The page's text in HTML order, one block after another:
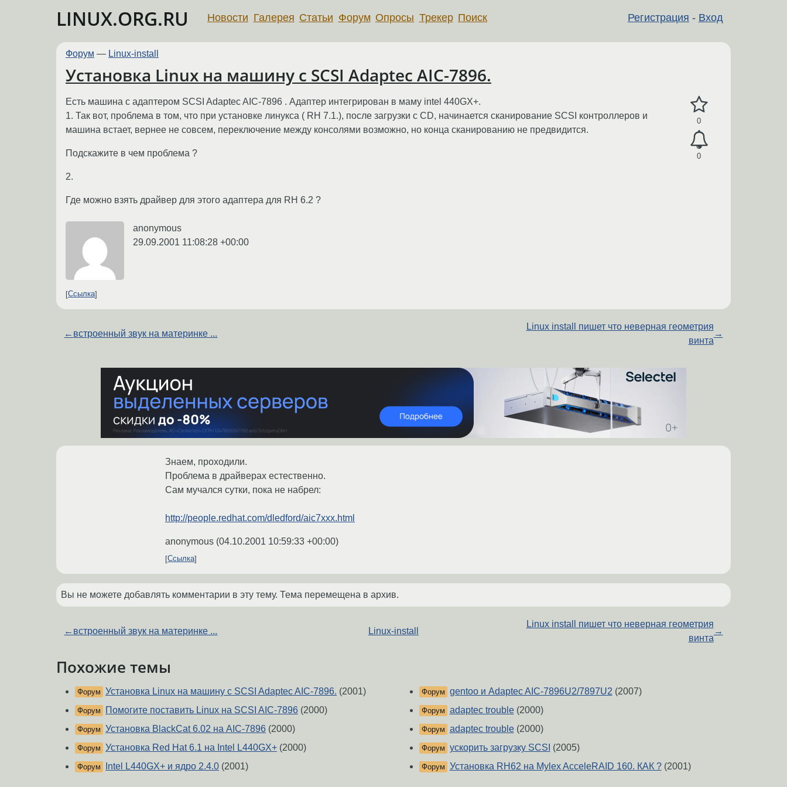
LINUX.ORG.RU Регистрация - Вход
Новости Галерея Статьи Форум Опросы Трекер Поиск
Форум — Linux-install
Установка Linux на машину с SCSI Adaptec AIC-7896.
0
0
Есть машина с адаптером SCSI Adaptec AIC-7896 . Адаптер интегрирован в маму intel 440GX+.
1. Так вот, проблема в том, что при установке линукса ( RH 7.1.), после загрузки с CD, начинается сканирование SCSI контроллеров и
машина встает, вернее не совсем, переключение между консолями возможно, но конца сканированию не предвидится.
Подскажите в чем проблема ?
2.
Где можно взять драйвер для этого адаптера для RH 6.2 ?
anonymous
29.09.2001 11:08:28 +00:00
Ссылка
← встроенный звук на материнке ...
Linux install пишет что неверная геометрия
винта
→
Знаем, проходили.
Проблема в драйверах естественно.
Сам мучался сутки, пока не набрел:
http://people.redhat.com/dledford/aic7xxx.html
anonymous (04.10.2001 10:59:33 +00:00)
Ссылка
Вы не можете добавлять комментарии в эту тему. Тема перемещена в архив.
← встроенный звук на материнке ... Linux-install
Linux install пишет что неверная геометрия
винта
→
Похожие темы
Форум Установка Linux на машину с SCSI Adaptec AIC-7896. (2001)
Форум Помогите поставить Linux на SCSI AIC-7896 (2000)
Форум Установка BlackCat 6.02 на AIC-7896 (2000)
Форум Установка Red Hat 6.1 на Intel L440GX+ (2000)
Форум Intel L440GX+ и ядро 2.4.0 (2001)
Форум gentoo и Adaptec AIC-7896U2/7897U2 (2007)
Форум adaptec trouble(2000)
Форум adaptec trouble(2000)
Форум ускорить загрузку SCSI (2005)
Форум Установка RH62 на Mylex AcceleRAID 160. КАК ?(2001)